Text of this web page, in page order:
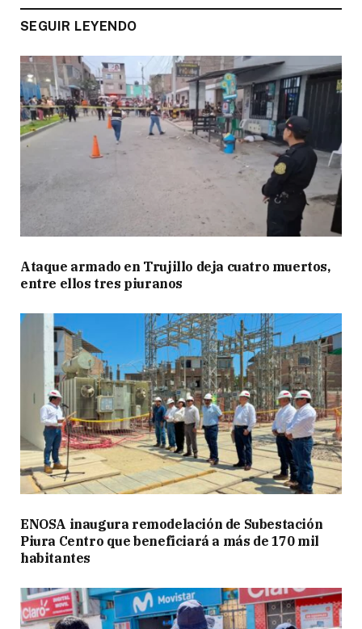
SEGUIR LEYENDO
Ataque armado en Trujillo deja cuatro muertos,
entre ellos tres piuranos
ENOSA inaugura remodelación de Subestación
Piura Centro que beneficiará a más de 170 mil
habitantes